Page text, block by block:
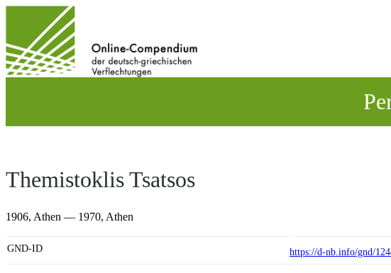
wechseln
Themistoklis Tsatsos
1906, Athen — 1970, Athen
GND-ID https://d-nb.info/gnd/